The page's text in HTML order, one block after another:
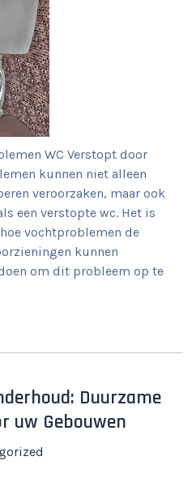
WC Verstopt door
kunnen niet alleen
veroorzaken, maar ook
een verstopte wc. Het is
vochtproblemen de
kunnen
om dit probleem op te
Duurzame
uw Gebouwen